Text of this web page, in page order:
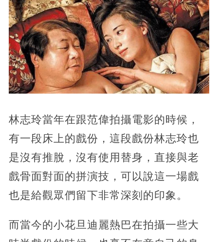
林志玲當年在跟范偉拍攝電影的時候，
有一段床上的戲份，這段戲份林志玲也
是沒有推脫，沒有使用替身，直接與老
戲骨面對面的拼演技，可以說這一場戲
也是給觀眾們留下非常深刻的印象。
而當今的小花旦迪麗熱巴在拍攝一些大